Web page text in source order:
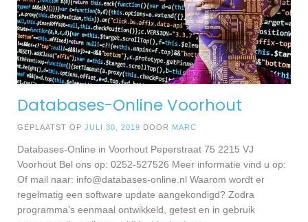
Databases-Online Voorhout
GEPLAATST OP JULI 30, 2019 DOOR MARC
Databases-Online in Voorhout Peperstraat 75 2215 VJ
Voorhout Bel ons op: 0252-527526 Meer informatie vind u op:
Of mail naar: info@databases-online.nl Waarom wordt er
regelmatig een software update aangekondigd? Zodra
programma’s eenmaal ontwikkeld, getest en in gebruik